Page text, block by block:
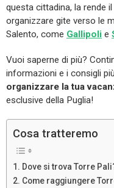
questa cittadina, la rende
organizzare gite verso le
Salento, come Gallipoli e
Vuoi saperne di più?
informazioni e i consigli
organizzare la tua
esclusive della Puglia!
Cosa tratteremo
Dove si trova Torre
Come raggiungere